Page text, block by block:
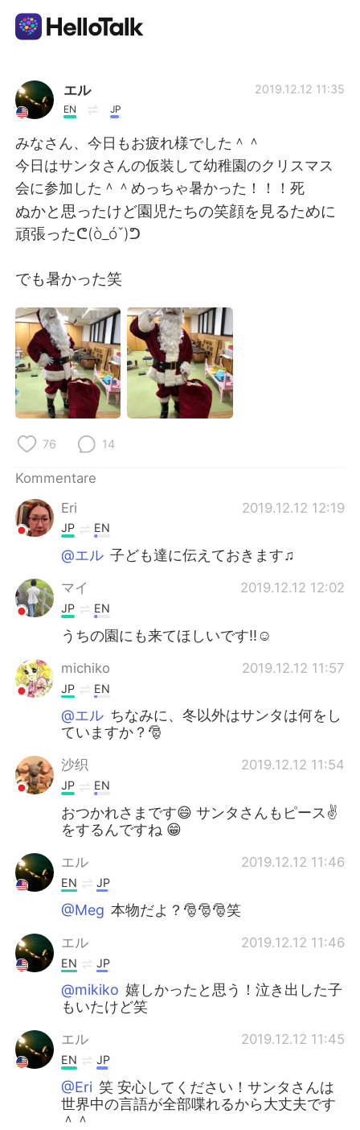
Sprachaustausch-App
AI Grammar Checker
Deutsch
English
繁體中文
العربية Français
日本語 한국어
Русский ไทย
Indonesia
Türkçe
Português
エル
EN JP
2019.12.12 11:35
みなさん、今日もお疲れ様でした＾＾
今日はサンタさんの仮装して幼稚園のクリスマス
会に参加した＾＾めっちゃ暑かった！！！死
ぬかと思ったけど園児たちの笑顔を見るために
頑張ったᕦ(ò_óˇ)ᕤ
でも暑かった笑
76 14
Kommentare
Eri
2019.12.12 12:19
JP EN
@エル 子ども達に伝えておきます♫
マイ 2019.12.12 12:02
JP EN
うちの園にも来てほしいです‼☺
michiko 2019.12.12 11:57
JP EN
@エル ちなみに、冬以外はサンタは何をし
ていますか？🎅
沙织 2019.12.12 11:54
JP EN
おつかれさまです😄 サンタさんもピース✌️
をするんですね 😁
エル 2019.12.12 11:46
EN JP
@Meg 本物だよ？🎅🎅🎅笑
エル 2019.12.12 11:46
EN JP
@mikiko 嬉しかったと思う！泣き出した子
もいたけど笑
エル 2019.12.12 11:45
EN JP
@Eri 笑 安心してください！サンタさんは
世界中の言語が全部喋れるから大丈夫です
＾＾